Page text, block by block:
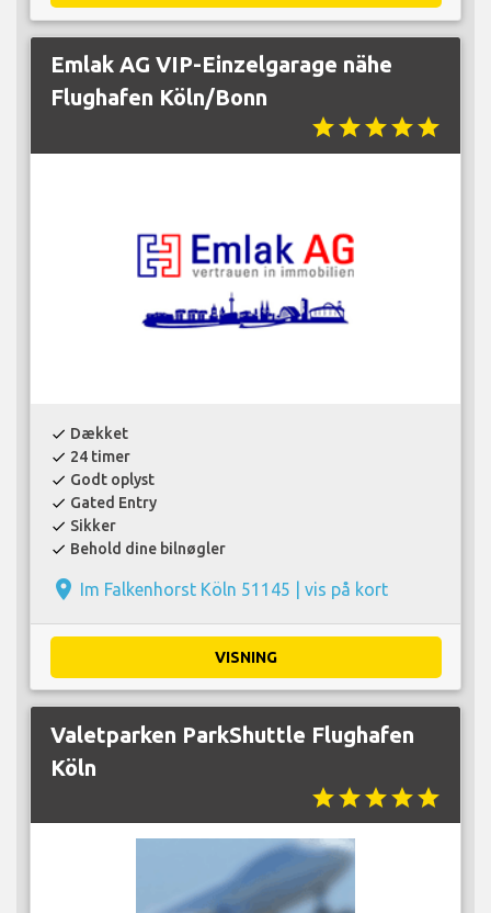
Emlak AG VIP-Einzelgarage nähe
Flughafen Köln/Bonn
starstarstarstarstar
check Dækket
check 24 timer
check Godt oplyst
check Gated Entry
check Sikker
check Behold dine bilnøgler
place Im Falkenhorst Köln 51145 | vis på kort
VISNING
Valetparken ParkShuttle Flughafen
Köln
starstarstarstarstar